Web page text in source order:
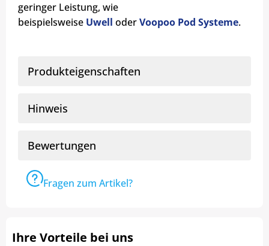
geringer Leistung, wie
beispielsweise Uwell oderVoopoo Pod Systeme.
Produkteigenschaften
Hinweis
Bewertungen
Fragen zum Artikel?
Ihre Vorteile bei uns